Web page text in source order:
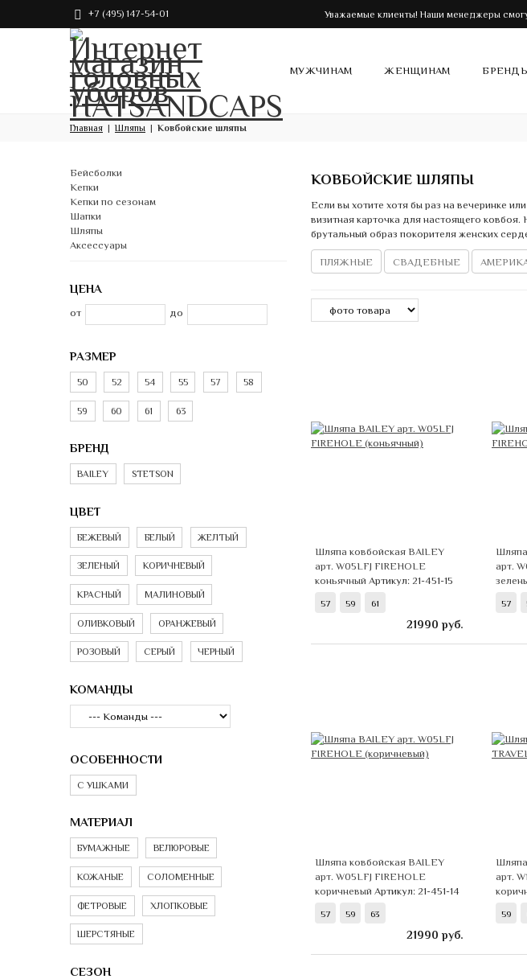
+7 (495) 147-54-01 Уважаемые клиенты! Наши менеджеры
МУЖЧИНАМ ЖЕНЩИНАМ
Главная Шляпы Ковбойские шляпы
КОВБОЙСКИЕ ШЛЯПЫ
Если вы хотите хотя бы раз на вечеринке
визитная карточка для настоящего
брутальный образ покорителя женских
ПЛЯЖНЫЕ СВАДЕБНЫЕ
Шляпа ковбойская BAILEY
арт. W05LFJ FIREHOLE
коньячный Артикул: 21-451-15
57 59 61
21990 руб.
арт.
57
Шляпа ковбойская BAILEY
арт. W05LFJ FIREHOLE
коричневый Артикул: 21-451-14
57 59 63
21990 руб.
арт.
59
Бейсболки
Кепки
Кепки по сезонам
Шапки
Шляпы
Аксессуары
ЦЕНА
от до
РАЗМЕР
50 52 54 55 57 58
59 60 61 63
БРЕНД
BAILEY STETSON
ЦВЕТ
БЕЖЕВЫЙ БЕЛЫЙ ЖЕЛТЫЙ
ЗЕЛЕНЫЙ КОРИЧНЕВЫЙ
КРАСНЫЙ МАЛИНОВЫЙ
ОЛИВКОВЫЙ ОРАНЖЕВЫЙ
РОЗОВЫЙ СЕРЫЙ ЧЕРНЫЙ
КОМАНДЫ
ОСОБЕННОСТИ
С УШКАМИ
МАТЕРИАЛ
БУМАЖНЫЕ ВЕЛЮРОВЫЕ
КОЖАНЫЕ СОЛОМЕННЫЕ
ФЕТРОВЫЕ ХЛОПКОВЫЕ
ШЕРСТЯНЫЕ
СЕЗОН